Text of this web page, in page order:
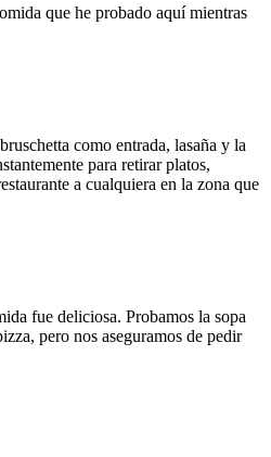
que he probado aquí mientras
como entrada, lasaña y la
para retirar platos,
a cualquiera en la zona que
fue deliciosa. Probamos la sopa
pero nos aseguramos de pedir